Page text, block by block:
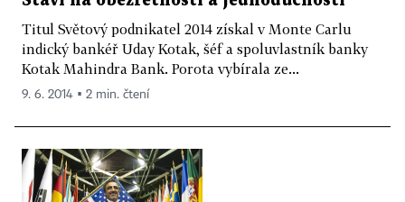
Titul Světový podnikatel 2014 získal v Monte Carlu
indický bankéř Uday Kotak, šéf a spoluvlastník banky
Kotak Mahindra Bank. Porota vybírala ze...
9. 6. 2014 ▪ 2 min. čtení